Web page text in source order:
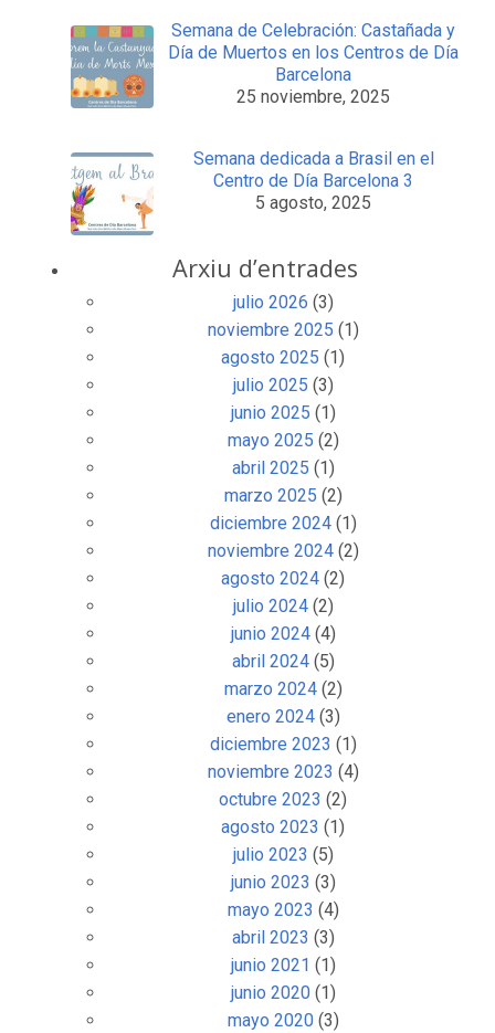
Semana de Celebración: Castañada y
Día de Muertos en los Centros de Día
Barcelona
25 noviembre, 2025
Semana dedicada a Brasil en el
Centro de Día Barcelona 3
5 agosto, 2025
Arxiu d’entrades
julio 2026 (3)
noviembre 2025 (1)
agosto 2025 (1)
julio 2025 (3)
junio 2025 (1)
mayo 2025 (2)
abril 2025 (1)
marzo 2025 (2)
diciembre 2024(1)
noviembre 2024(2)
agosto 2024 (2)
julio 2024(2)
junio 2024(4)
abril 2024(5)
marzo 2024(2)
enero 2024(3)
diciembre 2023 (1)
noviembre 2023 (4)
octubre 2023 (2)
agosto 2023 (1)
julio 2023 (5)
junio 2023 (3)
mayo 2023 (4)
abril 2023 (3)
junio 2021 (1)
junio 2020(1)
mayo 2020(3)